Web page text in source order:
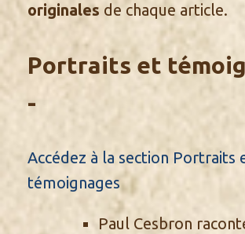
originales de chaque article.
Portraits et
-
Accédez à la section Portraits
témoignages
Paul Cesbron